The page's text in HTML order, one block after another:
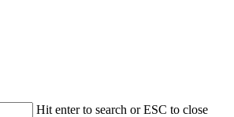
Hit enter to search or ESC to close